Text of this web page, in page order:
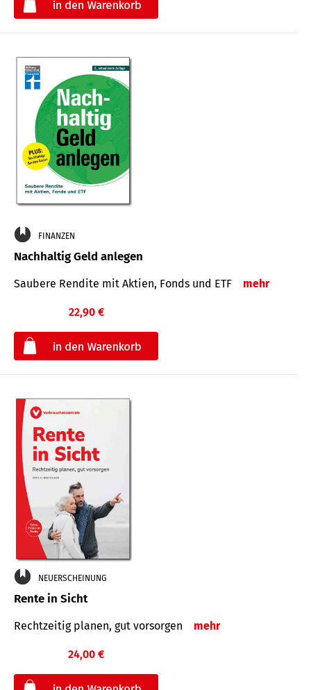
FINANZEN
Nachhaltig Geld anlegen
Saubere Rendite mit Aktien, Fonds und ETF mehr
22,90 €
NEUERSCHEINUNG
Rente in Sicht
Rechtzeitig planen, gut vorsorgen mehr
24,00 €